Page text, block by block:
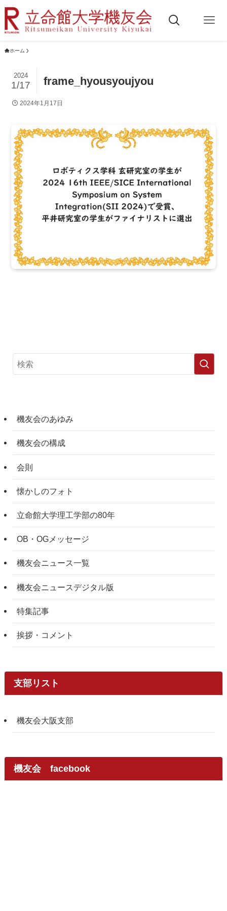
ホーム
frame_hyousyoujyou
2024
1/17
2024年1月17日
機友会のあゆみ
機友会の構成
会則
懐かしのフォト
立命館大学理工学部の80年
OB・OGメッセージ
機友会ニュース一覧
機友会ニュースデジタル版
特集記事
挨拶・コメント
支部リスト
機友会大阪支部
機友会 facebook